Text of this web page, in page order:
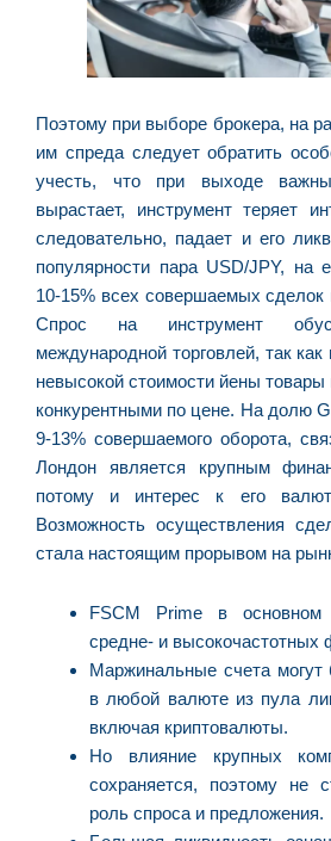
Поэтому при выборе брокера, на
им спреда следует обратить
учесть, что при выходе
вырастает, инструмент теряет
следовательно, падает и его
популярности пара USD/JPY, на
10-15% всех совершаемых
Спрос на инструмент
международной торговлей, так
невысокой стоимости йены
конкурентными по цене. На долю
9-13% совершаемого оборота,
Лондон является крупным
потому и интерес к его
Возможность осуществления
стала настоящим прорывом на
FSCM Prime в основном
средне- и высокочастотных
Маржинальные счета
в любой валюте из пула
включая криптовалюты.
Но влияние крупных
сохраняется, поэтому не
роль спроса и предложения.